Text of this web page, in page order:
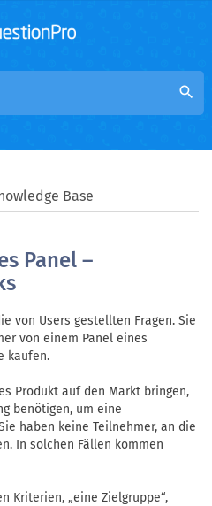
search
Base
Panel –
von Users gestellten Fragen. Sie
von einem Panel eines
kaufen.
Produkt auf den Markt bringen,
benötigen, um eine
haben keine Teilnehmer, an die
In solchen Fällen kommen
Kriterien, „eine Zielgruppe“,